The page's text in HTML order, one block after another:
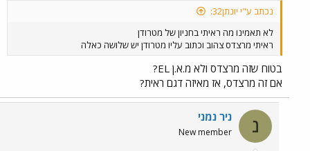
נכתב ע"י יונתן32:
לא תאמינו מה ראיתי בחניון של מטרודן
ראיתי מרצדס צהוב וכתוב עליו מטרודן יש שלושה כאלה
בטוח שזה מרצדס ולא מ.א.ן EL?
אם זה מרצדס, אז מאיזה דגם ראית?
נ ניר נמני
New member